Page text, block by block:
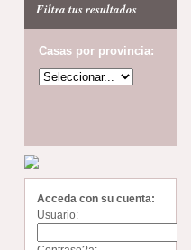
Filtra tus resultados
Casas por provincia:
Acceda con su cuenta:
Usuario: